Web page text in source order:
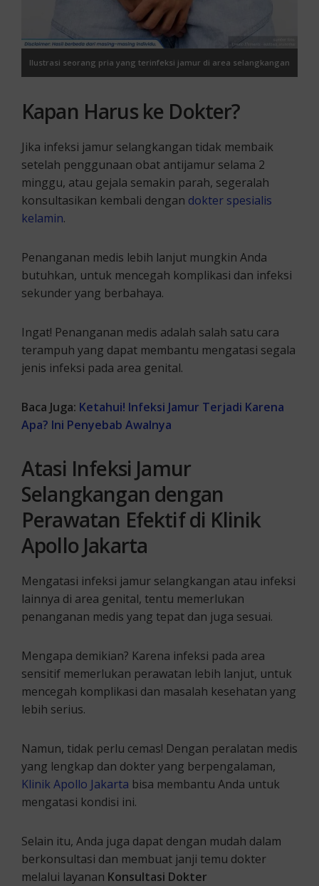
Ilustrasi seorang pria yang terinfeksi jamur di area selangkangan
Kapan Harus ke Dokter?
Jika infeksi jamur selangkangan tidak membaik
setelah penggunaan obat antijamur selama 2
minggu, atau gejala semakin parah, segeralah
konsultasikan kembali dengan dokter spesialis
kelamin.
Penanganan medis lebih lanjut mungkin Anda
butuhkan, untuk mencegah komplikasi dan infeksi
sekunder yang berbahaya.
Ingat! Penanganan medis adalah salah satu cara
terampuh yang dapat membantu mengatasi segala
jenis infeksi pada area genital.
Baca Juga: Ketahui! Infeksi Jamur Terjadi Karena
Apa? Ini Penyebab Awalnya
Atasi Infeksi Jamur
Selangkangan dengan
Perawatan Efektif di Klinik
Apollo Jakarta
Mengatasi infeksi jamur selangkangan atau infeksi
lainnya di area genital, tentu memerlukan
penanganan medis yang tepat dan juga sesuai.
Mengapa demikian? Karena infeksi pada area
sensitif memerlukan perawatan lebih lanjut, untuk
mencegah komplikasi dan masalah kesehatan yang
lebih serius.
Namun, tidak perlu cemas! Dengan peralatan medis
yang lengkap dan dokter yang berpengalaman,
Klinik Apollo Jakarta bisa membantu Anda untuk
mengatasi kondisi ini.
Selain itu, Anda juga dapat dengan mudah dalam
berkonsultasi dan membuat janji temu dokter
melalui layanan Konsultasi Dokter